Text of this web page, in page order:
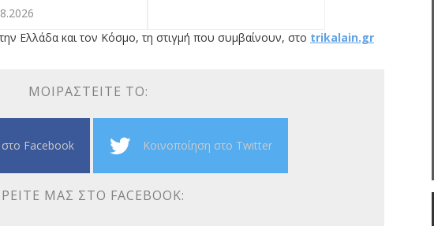
Ελλάδα και τον Κόσμο, τη στιγμή που συμβαίνουν, στο trikalain.gr
ΜΟΙΡΑΣΤΕΊΤΕ ΤΟ:
Facebook Κοινοποίηση στο Twitter
ΜΑΣ ΣΤΟ FACEBOOK: